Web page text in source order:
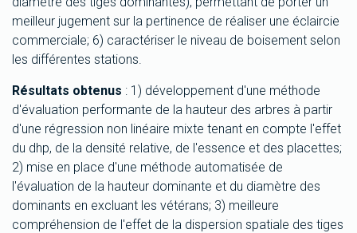
meilleur jugement sur la pertinence de réaliser une éclaircie
commerciale; 6) caractériser le niveau de boisement selon
les différentes stations.
Résultats obtenus : 1) développement d'une méthode
d'évaluation performante de la hauteur des arbres à partir
d'une régression non linéaire mixte tenant en compte l'effet
du dhp, de la densité relative, de l'essence et des placettes;
2) mise en place d'une méthode automatisée de
l'évaluation de la hauteur dominante et du diamètre des
dominants en excluant les vétérans; 3) meilleure
compréhension de l'effet de la dispersion spatiale des tiges